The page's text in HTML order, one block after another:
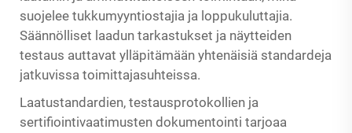
suojelee tukkumyyntiostajia ja loppukuluttajia.
Säännölliset laadun tarkastukset ja näytteiden
testaus auttavat ylläpitämään yhtenäisiä standardeja
jatkuvissa toimittajasuhteissa.
Laatustandardien, testausprotokollien ja
sertifiointivaatimusten dokumentointi tarjoaa